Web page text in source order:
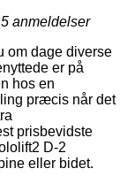
5 anmeldelser
om dage diverse
er på
hos en
præcis når det
prisbevidste
D-2
eller bidet.